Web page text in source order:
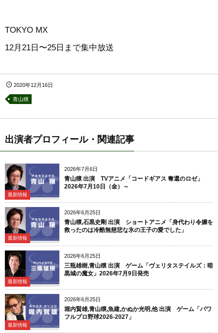
TOKYO MX
12月21日〜25日まで集中放送
2020年12月16日
青山穣
出演者プロフィール・関連記事
2026年7月6日
最新情報
青山穣 出演 TVアニメ「コードギアス 奪還のロゼ」
2026年7月10日（金）～
2026年6月25日
最新情報
青山穣,石黒史剛 出演 ショートアニメ「身代わり令嬢を
救ったのは冷酷無慈悲な氷の王子の愛でした」
2026年6月25日
最新情報
三瓶雄樹,青山穣 出演 ゲーム「ヴェリタステイルズ：暗
黒城の魔女」2026年7月9日発売
2026年6月25日
最新情報
堀内賢雄,青山穣,魚建,かぬか光明,他 出演 ゲーム「パワ
フルプロ野球2026-2027」